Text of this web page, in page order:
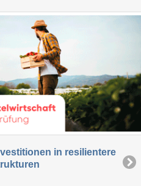
in resilientere